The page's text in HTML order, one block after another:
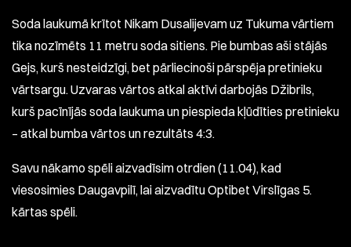
Soda laukumā krītot Nikam Dusalijevam uz Tukuma vārtiem
tika nozīmēts 11 metru soda sitiens. Pie bumbas aši stājās
Gejs, kurš nesteidzīgi, bet pārliecinoši pārspēja pretinieku
vārtsargu. Uzvaras vārtos atkal aktīvi darbojās Džibrils,
kurš pacīnījās soda laukuma un piespieda kļūdīties pretinieku
– atkal bumba vārtos un rezultāts 4:3.
Savu nākamo spēli aizvadīsim otrdien (11.04), kad
viesosimies Daugavpilī, lai aizvadītu Optibet Virslīgas 5.
kārtas spēli.